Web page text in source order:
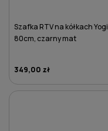
Szafka RTV na kółkach Yogi
80cm, czarny mat
349,00 zł